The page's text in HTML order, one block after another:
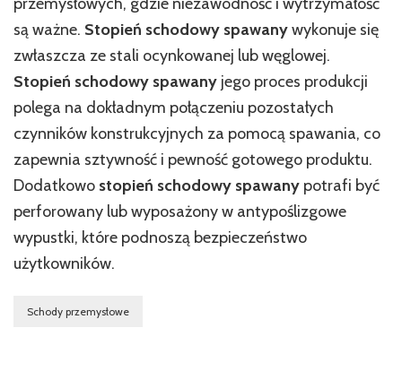
są ważne. Stopień schodowy spawanywykonuje się
zwłaszcza ze stali ocynkowanej lub węglowej.
Stopień schodowy spawany jego proces produkcji
polega na dokładnym połączeniu pozostałych
czynników konstrukcyjnych za pomocą spawania, co
zapewnia sztywność i pewność gotowego produktu.
Dodatkowo stopień schodowy spawany potrafi być
perforowany lub wyposażony w antypoślizgowe
wypustki, które podnoszą bezpieczeństwo
użytkowników.
Schody przemysłowe